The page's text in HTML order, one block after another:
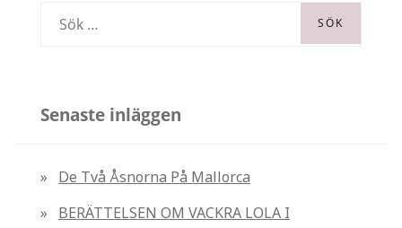
e
r
Senaste inläggen
De Två Åsnorna På Mallorca
BERÄTTELSEN OM VACKRA LOLA I